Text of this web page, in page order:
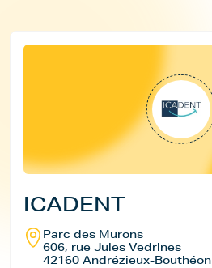
ICADENT
Parc des Murons
606, rue Jules Vedrines
42160 Andrézieux-Bouthéon